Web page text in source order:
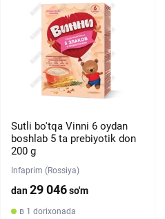
Sutli bo'tqa Vinni 6 oydan
boshlab 5 ta prebiyotik don
200 g
Infaprim (Rossiya)
dan29 046so'm
в 1 dorixonada